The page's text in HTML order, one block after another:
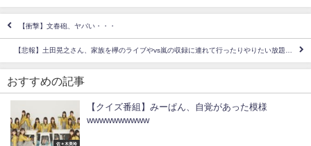
【衝撃】文春砲、ヤバい・・・
【悲報】土田晃之さん、家族を欅のライブやvs嵐の収録に連れて行ったりやりたい放題…
おすすめの記事
佐々木美玲
【クイズ番組】みーぱん、自覚があった模様
wwwwwwwwww